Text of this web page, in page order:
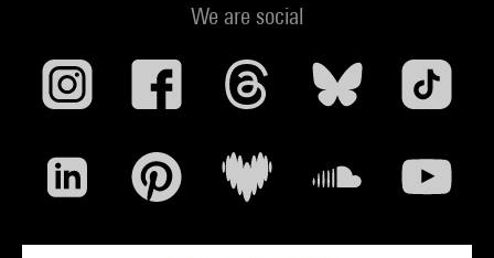
We are social